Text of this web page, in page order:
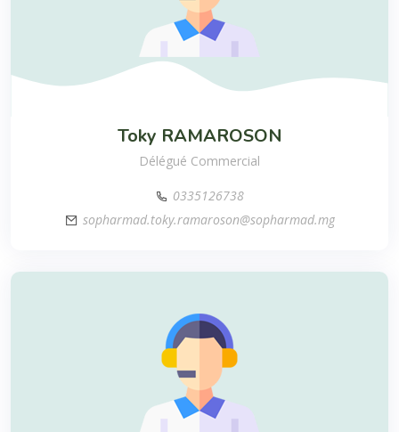
Toky RAMAROSON
Délégué Commercial
0335126738
sopharmad.toky.ramaroson@sopharmad.mg